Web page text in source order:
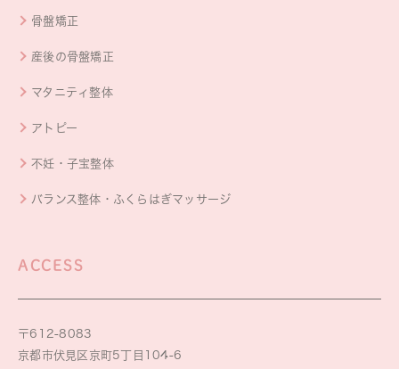
骨盤矯正
産後の骨盤矯正
マタニティ整体
アトピー
不妊・子宝整体
バランス整体・ふくらはぎマッサージ
ACCESS
〒612-8083
京都市伏見区京町5丁目104-6